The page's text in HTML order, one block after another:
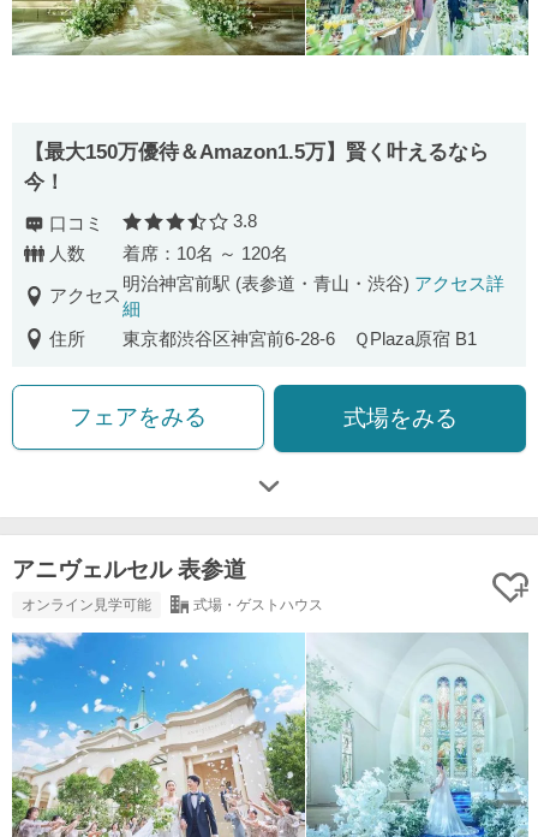
【最⼤150万優待＆Amazon1.5万】賢く叶えるなら
今！
口コミ 口コミ評価
3.8
人数
着席：10名 ～ 120名
アクセス
明治神宮前駅 (表参道・青山・渋谷) アクセス詳
細
住所
東京都渋谷区神宮前6-28-6 ＱPlaza原宿 B1
フェアをみる 式場をみる
アニヴェルセル 表参道
オンライン見学可能 式場・ゲストハウス